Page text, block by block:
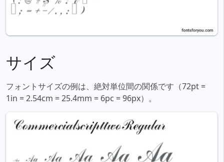
サイズ
フォントサイズの例は、絶対単位間の関係です（72pt =
1in = 2.54cm = 25.4mm = 6pc = 96px）。